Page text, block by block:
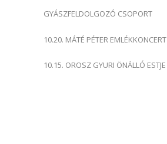
GYÁSZFELDOLGOZÓ CSOPORT
10.20. MÁTÉ PÉTER EMLÉKKONCERT
10.15. OROSZ GYURI ÖNÁLLÓ ESTJE